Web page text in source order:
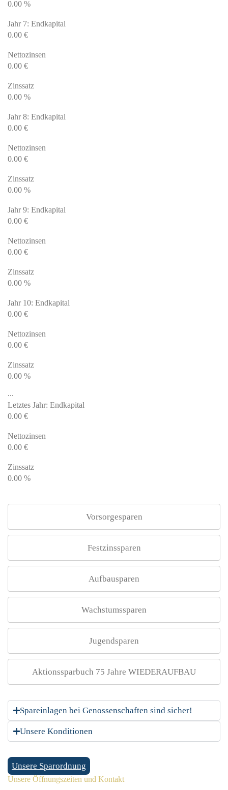
Vorsorgesparen
Festzinssparen
Aufbausparen
Wachstumssparen
Jugendsparen
Aktionssparbuch 75 Jahre WIEDERAUFBAU
0.00 %
Jahr 7: Endkapital
0.00 €
Nettozinsen
0.00 €
Zinssatz
0.00 %
Jahr 8: Endkapital
0.00 €
Nettozinsen
0.00 €
Zinssatz
0.00 %
Jahr 9: Endkapital
0.00 €
Nettozinsen
0.00 €
Zinssatz
0.00 %
Jahr 10: Endkapital
0.00 €
Nettozinsen
0.00 €
Zinssatz
0.00 %
...
Letztes Jahr: Endkapital
0.00 €
Nettozinsen
0.00 €
Zinssatz
0.00 %
Spareinlagen bei Genossenschaften sind sicher!
Unsere Konditionen
Unsere Sparordnung
Unsere Öffnungszeiten und Kontakt